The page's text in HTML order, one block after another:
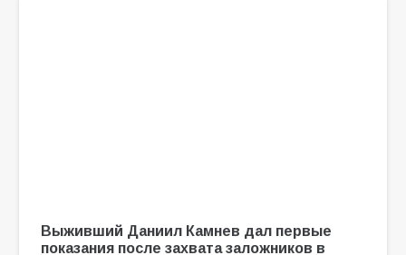
Выживший Даниил Камнев дал первые
показания после захвата заложников в